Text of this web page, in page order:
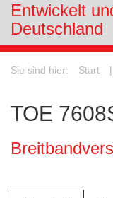
Entwickelt
Deutschland
Sie sind hier: Start |
TOE